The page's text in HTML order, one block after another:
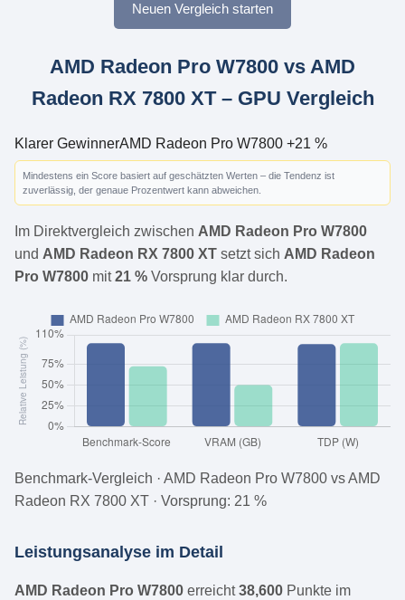
Neuen Vergleich starten
AMD Radeon Pro W7800 vs AMD
Radeon RX 7800 XT – GPU Vergleich
Klarer GewinnerAMD Radeon Pro W7800 +21 %
Mindestens ein Score basiert auf geschätzten Werten – die Tendenz ist
zuverlässig, der genaue Prozentwert kann abweichen.
Im Direktvergleich zwischen AMD Radeon Pro W7800
und AMD Radeon RX 7800 XT setzt sich AMD Radeon
Pro W7800 mit21 % Vorsprung klar durch.
Benchmark-Vergleich · AMD Radeon Pro W7800 vs AMD
Radeon RX 7800 XT · Vorsprung: 21 %
Leistungsanalyse im Detail
AMD Radeon Pro W7800 erreicht38,600 Punkte im